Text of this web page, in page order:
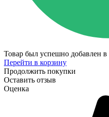
Товар был успешно добавлен в
Перейти в корзину
Продолжить покупки
Оставить отзыв
Оценка